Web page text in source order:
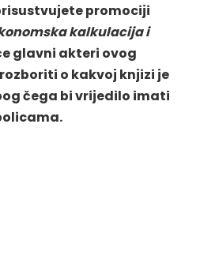
promociji
kalkulacija i
glavni akteri ovog
o kakvoj knjizi je
čega bi vrijedilo imati